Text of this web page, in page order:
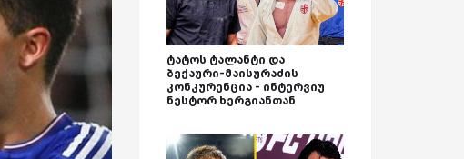
ტატოს ტალანტი და
ბექაური-მაისურაძის
კონკურენცია - ინტერვიუ
ნესტორ ხერგიანთან